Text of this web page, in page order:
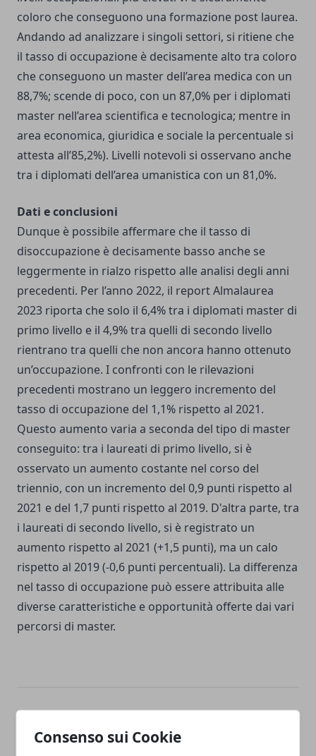
Consenso sui Cookie
coloro che conseguono una formazione post laurea.
Andando ad analizzare i singoli settori, si ritiene che
il tasso di occupazione è decisamente alto tra coloro
che conseguono un master dell’area medica con un
88,7%; scende di poco, con un 87,0% per i diplomati
master nell’area scientifica e tecnologica; mentre in
area economica, giuridica e sociale la percentuale si
attesta all’85,2%). Livelli notevoli si osservano anche
tra i diplomati dell’area umanistica con un 81,0%.
Dati e conclusioni
Dunque è possibile affermare che il tasso di
disoccupazione è decisamente basso anche se
leggermente in rialzo rispetto alle analisi degli anni
precedenti. Per l’anno 2022, il report Almalaurea
2023 riporta che solo il 6,4% tra i diplomati master di
primo livello e il 4,9% tra quelli di secondo livello
rientrano tra quelli che non ancora hanno ottenuto
un’occupazione. I confronti con le rilevazioni
precedenti mostrano un leggero incremento del
tasso di occupazione del 1,1% rispetto al 2021.
Questo aumento varia a seconda del tipo di master
conseguito: tra i laureati di primo livello, si è
osservato un aumento costante nel corso del
triennio, con un incremento del 0,9 punti rispetto al
2021 e del 1,7 punti rispetto al 2019. D'altra parte, tra
i laureati di secondo livello, si è registrato un
aumento rispetto al 2021 (+1,5 punti), ma un calo
rispetto al 2019 (-0,6 punti percentuali). La differenza
nel tasso di occupazione può essere attribuita alle
diverse caratteristiche e opportunità offerte dai vari
percorsi di master.